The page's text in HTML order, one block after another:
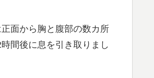
面から胸と腹部の数カ所
間後に息を引き取りまし